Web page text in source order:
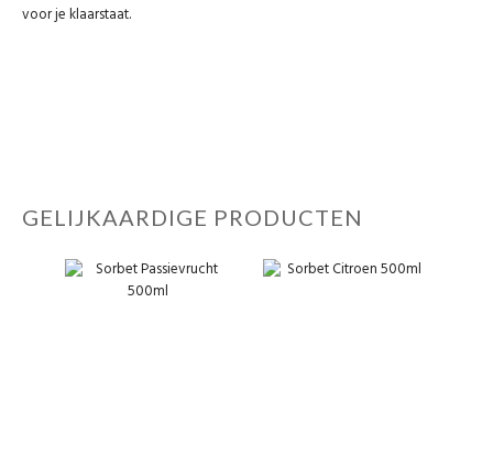
voor je klaarstaat.
GELIJKAARDIGE PRODUCTEN